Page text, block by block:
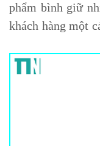
phẩm bình giữ
khách hàng một